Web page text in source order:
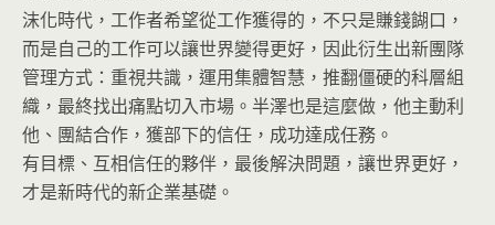
沫化時代，工作者希望從工作獲得的，不只是賺錢餬口，
而是自己的工作可以讓世界變得更好，因此衍生出新團隊
管理方式：重視共識，運用集體智慧，推翻僵硬的科層組
織，最終找出痛點切入市場。半澤也是這麼做，他主動利
他、團結合作，獲部下的信任，成功達成任務。
有目標、互相信任的夥伴，最後解決問題，讓世界更好，
才是新時代的新企業基礎。